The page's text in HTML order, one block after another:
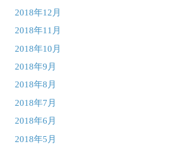
2018年12月
2018年11月
2018年10月
2018年9月
2018年8月
2018年7月
2018年6月
2018年5月